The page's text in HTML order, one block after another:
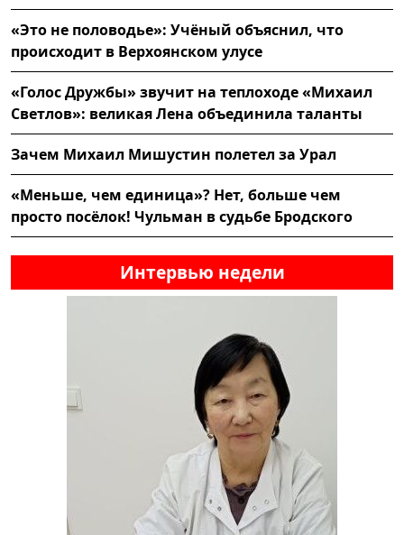
«Это не половодье»: Учёный объяснил, что
происходит в Верхоянском улусе
«Голос Дружбы» звучит на теплоходе «Михаил
Светлов»: великая Лена объединила таланты
Зачем Михаил Мишустин полетел за Урал
«Меньше, чем единица»? Нет, больше чем
просто посёлок! Чульман в судьбе Бродского
Интервью недели